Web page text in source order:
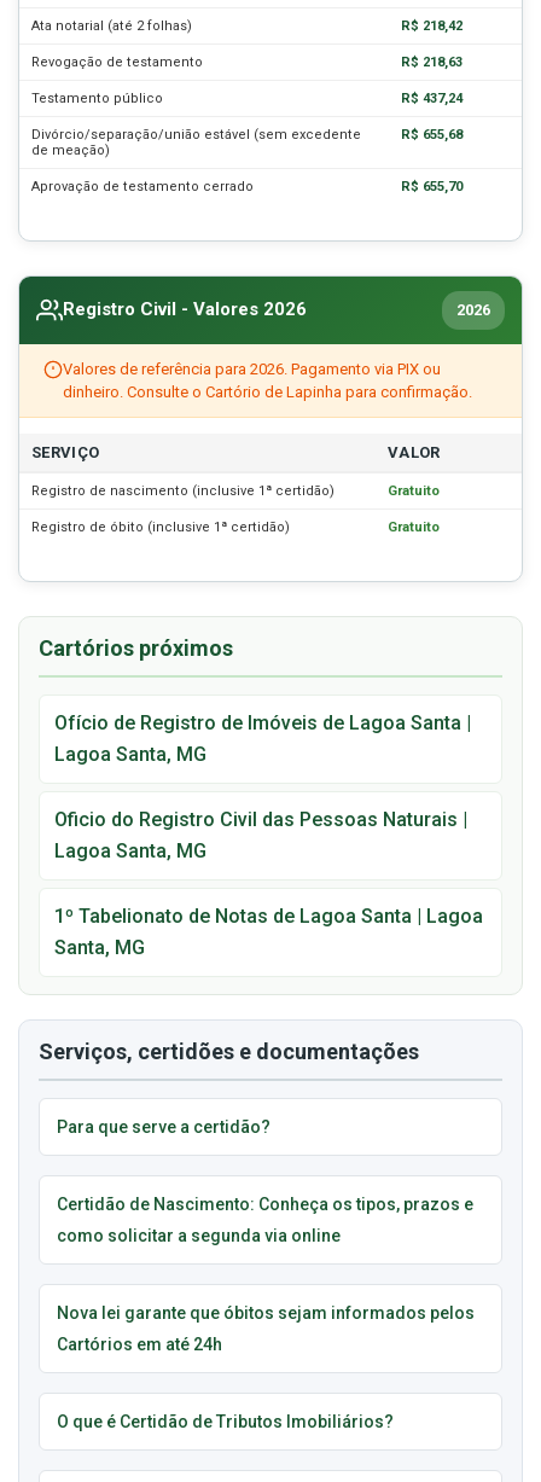
Ata notarial (até 2 folhas) R$ 218,42
Revogação de testamento R$ 218,63
Testamento público R$ 437,24
Divórcio/separação/união estável (sem excedente
de meação)
R$ 655,68
Aprovação de testamento cerrado R$ 655,70
Registro Civil - Valores 2026 2026
Valores de referência para 2026. Pagamento via PIX ou
dinheiro. Consulte o Cartório de Lapinha para confirmação.
SERVIÇO VALOR
Registro de nascimento (inclusive 1ª certidão) Gratuito
Registro de óbito (inclusive 1ª certidão) Gratuito
Cartórios próximos
Ofício de Registro de Imóveis de Lagoa Santa |
Lagoa Santa, MG
Oficio do Registro Civil das Pessoas Naturais |
Lagoa Santa, MG
1º Tabelionato de Notas de Lagoa Santa | Lagoa
Santa, MG
Serviços, certidões e documentações
Para que serve a certidão?
Certidão de Nascimento: Conheça os tipos, prazos e
como solicitar a segunda via online
Nova lei garante que óbitos sejam informados pelos
Cartórios em até 24h
O que é Certidão de Tributos Imobiliários?